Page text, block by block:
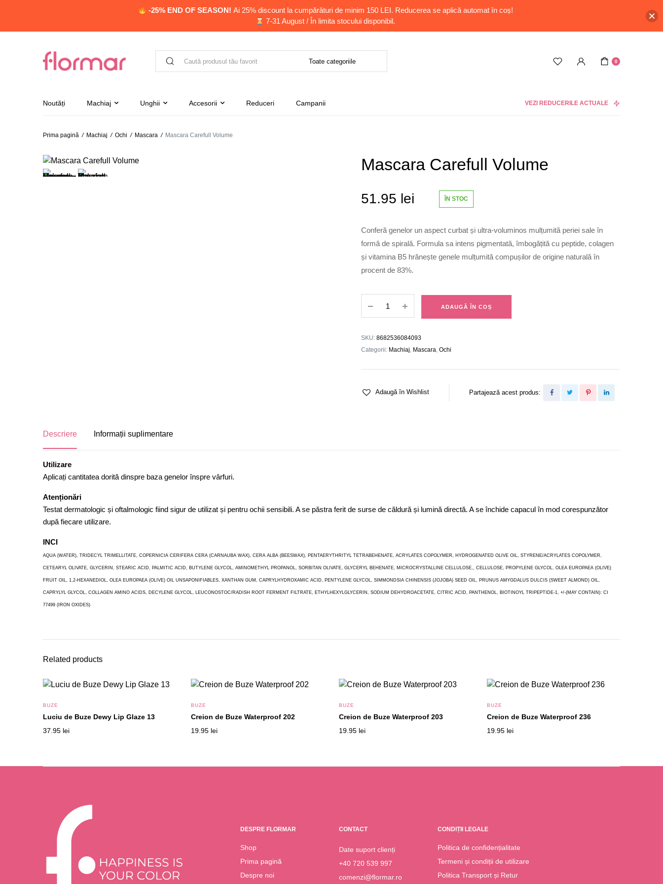
0
Noutăți Machiaj Unghii Accesorii Reduceri Campanii VEZI REDUCERILE ACTUALE
Prima pagină / Machiaj / Ochi / Mascara / Mascara Carefull Volume
Mascara Carefull Volume
51.95 lei ÎN STOC
Conferă genelor un aspect curbat și ultra-voluminos mulțumită periei sale în
formă de spirală. Formula sa intens pigmentată, îmbogățită cu peptide, colagen
și vitamina B5 hrănește genele mulțumită compușilor de origine naturală în
procent de 83%.
Carefull
quantity
ADAUGĂ ÎN COȘ
SKU: 8682536084093
Categorii: Machiaj Mascara Ochi
Adaugă în Wishlist Partajează acest produs:
Descriere Informații suplimentare
Utilizare
Aplicați cantitatea dorită dinspre baza genelor înspre vârfuri.
Atenționări
Testat dermatologic și oftalmologic fiind sigur de utilizat și pentru ochii sensibili. A se păstra ferit de surse de căldură și lumină directă. A se închide capacul în mod corespunzător
după fiecare utilizare.
INCI
AQUA (WATER), TRIDECYL TRIMELLITATE, COPERNICIA CERIFERA CERA (CARNAUBA WAX), CERA ALBA (BEESWAX), PENTAERYTHRITYL TETRABEHENATE, ACRYLATES COPOLYMER, HYDROGENATED OLIVE OIL, STYRENE/ACRYLATES COPOLYMER,
CETEARYL OLIVATE, GLYCERIN, STEARIC ACID, PALMITIC ACID, BUTYLENE GLYCOL, AMINOMETHYL PROPANOL, SORBITAN OLIVATE, GLYCERYL BEHENATE, MICROCRYSTALLINE CELLULOSE,, CELLULOSE, PROPYLENE GLYCOL, OLEA EUROPAEA (OLIVE)
FRUIT OIL, 1,2-HEXANEDIOL, OLEA EUROPAEA (OLIVE) OIL UNSAPONIFIABLES, XANTHAN GUM, CAPRYLHYDROXAMIC ACID, PENTYLENE GLYCOL, SIMMONDSIA CHINENSIS (JOJOBA) SEED OIL, PRUNUS AMYGDALUS DULCIS (SWEET ALMOND) OIL,
CAPRYLYL GLYCOL, COLLAGEN AMINO ACIDS, DECYLENE GLYCOL, LEUCONOSTOC/RADISH ROOT FERMENT FILTRATE, ETHYLHEXYLGLYCERIN, SODIUM DEHYDROACETATE, CITRIC ACID, PANTHENOL, BIOTINOYL TRIPEPTIDE-1, +/-(MAY CONTAIN): CI
77499 (IRON OXIDES)
Related products
BUZE
Luciu de Buze Dewy Lip Glaze 13
37.95 lei
BUZE
Creion de Buze Waterproof 202
19.95 lei
BUZE
Creion de Buze Waterproof 203
19.95 lei
BUZE
Creion de Buze Waterproof 236
19.95 lei
DESPRE FLORMAR
Shop
Prima pagină
Despre noi
CONTACT
Date suport clienți
+40 720 539 997
comenzi@flormar.ro
CONDIȚII LEGALE
Politica de confidențialitate
Termeni și condiții de utilizare
Politica Transport și Retur
-25% END OF SEASON! Ai 25% discount la cumpărături de minim 150 LEI. Reducerea se aplică automat în coș!
7-31 August / În limita stocului disponibil.